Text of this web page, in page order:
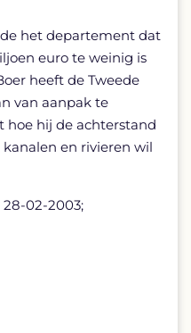
het departement dat
euro te weinig is
heeft de Tweede
van aanpak te
hoe hij de achterstand
en rivieren wil
28-02-2003;